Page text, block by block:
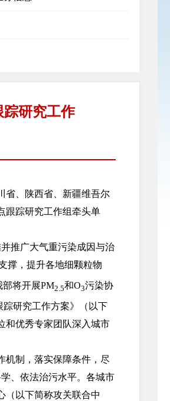
踪研究工作
省、陕西省、新疆维吾尔
跟踪研究工作组牵头单
推广大气重污染成因与治
撑，提升各地细颗粒物
将开展PM2.5和O3污染协
踪研究工作方案》（以下
和优秀专家团队深入城市
制，落实保障条件，尽
、依法治污水平。各城市
（以下简称攻关联合中